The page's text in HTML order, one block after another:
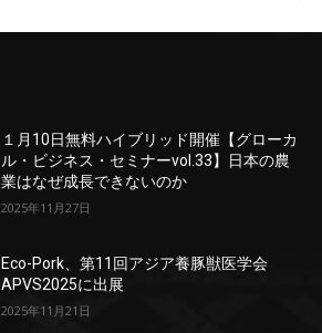
１月10日無料ハイブリッド開催【グローカ
ル・ビジネス・セミナーvol.33】日本の農
業はなぜ成長できないのか
2025年11月27日
Eco-Pork、第11回アジア養豚獣医学会
APVS2025に出展
2025年11月21日